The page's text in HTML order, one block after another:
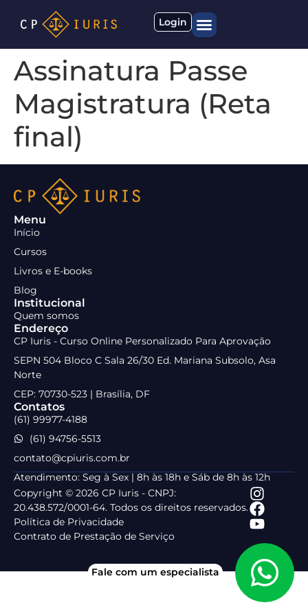
Login
Assinatura Passe
Magistratura (Reta
final)
Menu
Início
Cursos
Livros e E-books
Blog
Institucional
Quem somos
Endereço
CP Iuris - Curso Online Personalizado Para Aprovação
SEPN 504 Bloco C Sala 26/30 Ed. Mariana Subsolo, Asa
Norte
CEP: 70730-523 | Brasília, DF
Contatos
(61) 99977-4188
(61) 94756-5513
contato@cpiuris.com.br
Atendimento: Seg à Sex | 8h às 18h e Sáb de 8h às 12h
Copyright © 2026 CP Iuris - CNPJ:
20.438.572/0001-64. Todos os direitos reservados.
Política de Privacidade
Contrato de Prestação de Serviço
Fale com um especialista